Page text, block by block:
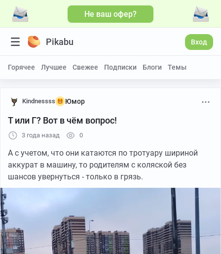
Не ваш офер?
Pikabu Вход
Горячее Лучшее Свежее Подписки Блоги Темы
Kindnessss Юмор
Т или Г? Вот в чём вопрос!
3 года назад 0
А с учетом, что они катаются по тротуару шириной
аккурат в машину, то родителям с коляской без
шансов увернуться - только в грязь.